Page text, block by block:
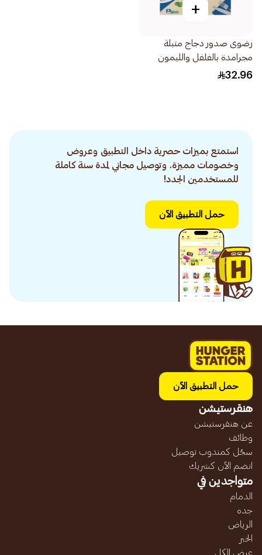
+
رضوى صدور دجاج متبلة
مجرامدة بالفلفل والليمون
450جرام
32.96
استمتع بميزات حصرية داخل التطبيق وعروض
وخصومات مميزة. وتوصيل مجاني لمدة سنة كاملة
للمستخدمين الجدد!
حمل التطبيق الآن
حمل التطبيق الآن
هنقرستيشن
عن هنقرستيشن
وظائف
سجّل كمندوب توصيل
انضم الآن كشريك
متواجدين في
الدمام
جده
الرياض
الخبر
عرض الكل...